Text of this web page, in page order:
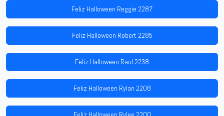
Feliz Halloween Reggie 2287
Feliz Halloween Robert 2285
Feliz Halloween Raul 2238
Feliz Halloween Rylan 2208